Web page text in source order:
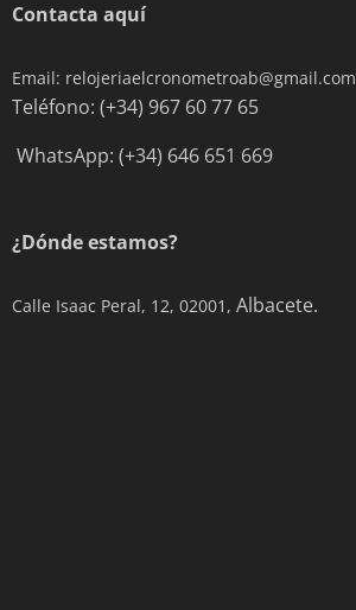
Contacta aquí
Email: relojeriaelcronometroab@gmail.com
Teléfono: (+34) 967 60 77 65
WhatsApp: (+34) 646 651 669
¿Dónde estamos?
Calle Isaac Peral, 12, 02001, Albacete.